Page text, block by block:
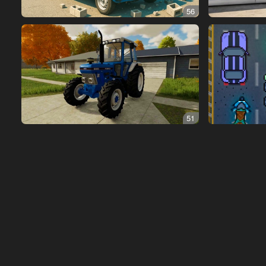
56
51